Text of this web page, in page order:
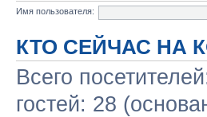
Имя пользователя:
КТО СЕЙЧАС НА
Всего
гостей: 28